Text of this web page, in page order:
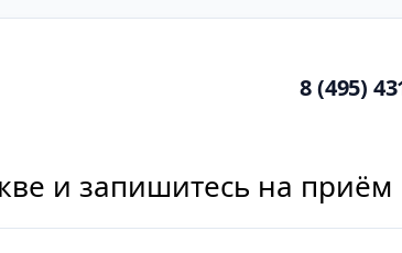
8 (495)
и запишитесь на приём